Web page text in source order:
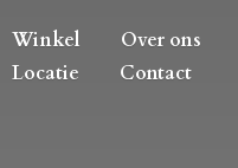
Winkel
Over ons
Locatie
Contact